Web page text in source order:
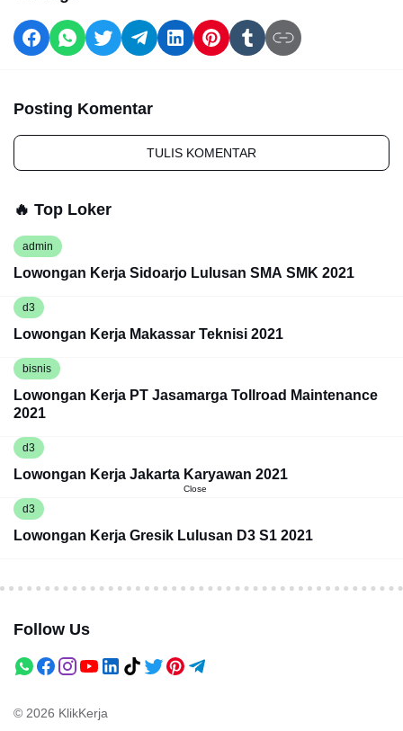
Posting Komentar
TULIS KOMENTAR
🔥 Top Loker
admin
Lowongan Kerja Sidoarjo Lulusan SMA SMK 2021
d3
Lowongan Kerja Makassar Teknisi 2021
bisnis
Lowongan Kerja PT Jasamarga Tollroad Maintenance
2021
d3
Lowongan Kerja Jakarta Karyawan 2021
d3
Lowongan Kerja Gresik Lulusan D3 S1 2021
Follow Us
© 2026 KlikKerja
Close